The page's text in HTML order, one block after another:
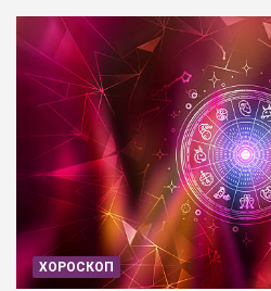
ХОРОСКОП